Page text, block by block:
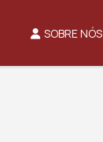
SOBRE NÓS